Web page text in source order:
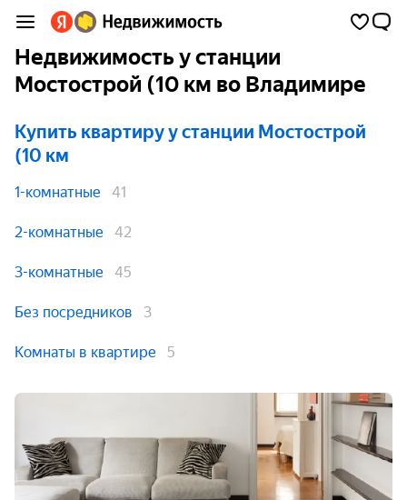
Недвижимость у станции
Мостoстрой (10 км во Владимире
Купить квартируу станции Мостoстрой
(10 км
1-комнатные 41
2-комнатные 42
3-комнатные 45
Без посредников 3
Комнаты в квартире 5